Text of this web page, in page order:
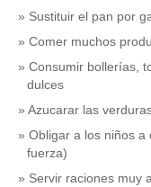
Sustituir el pan por
Comer muchos
Consumir bollerías,
dulces
Azucarar las
Obligar a los niños a
fuerza)
Servir raciones muy